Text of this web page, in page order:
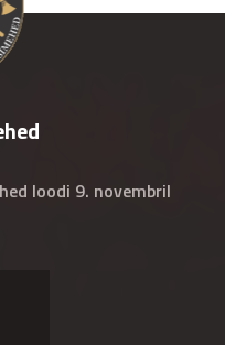
loodi 9. novembril